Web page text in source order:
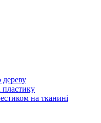
на тканині